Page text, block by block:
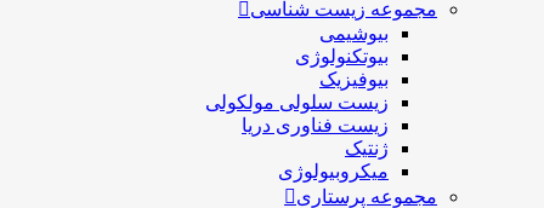
مجموعه زیست شناسی
بیوشیمی
بیوتکنولوژی
بیوفیزیک
زیست سلولی مولکولی
زیست فناوری دریا
ژنتیک
میکروبیولوژی
مجموعه پرستاری